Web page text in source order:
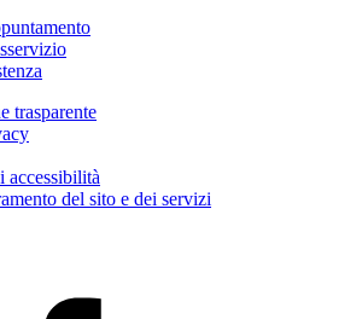
trasparente
accessibilità
del sito e dei servizi